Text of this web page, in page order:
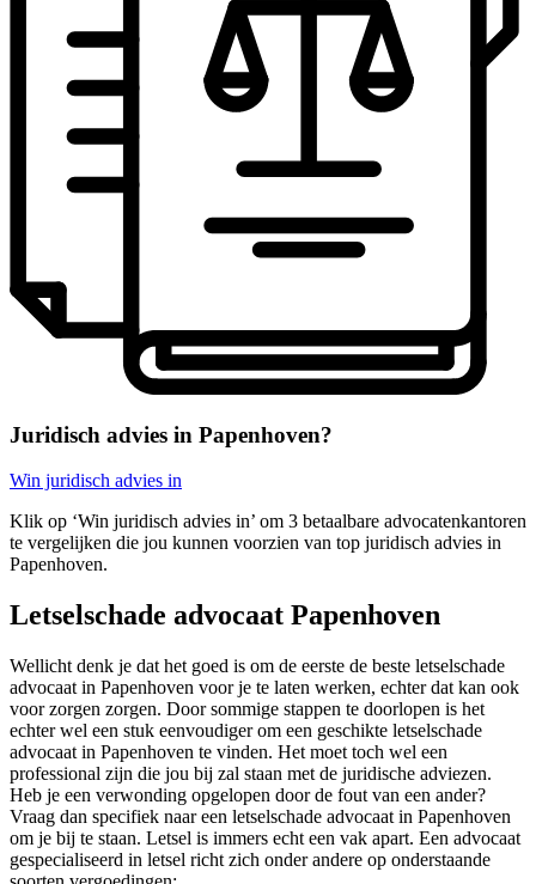
Juridisch advies in Papenhoven?
Win juridisch advies in
Klik op ‘Win juridisch advies in’ om 3 betaalbare advocatenkantoren
te vergelijken die jou kunnen voorzien van top juridisch advies in
Papenhoven.
Letselschade advocaat Papenhoven
Wellicht denk je dat het goed is om de eerste de beste letselschade
advocaat in Papenhoven voor je te laten werken, echter dat kan ook
voor zorgen zorgen. Door sommige stappen te doorlopen is het
echter wel een stuk eenvoudiger om een geschikte letselschade
advocaat in Papenhoven te vinden. Het moet toch wel een
professional zijn die jou bij zal staan met de juridische adviezen.
Heb je een verwonding opgelopen door de fout van een ander?
Vraag dan specifiek naar een letselschade advocaat in Papenhoven
om je bij te staan. Letsel is immers echt een vak apart. Een advocaat
gespecialiseerd in letsel richt zich onder andere op onderstaande